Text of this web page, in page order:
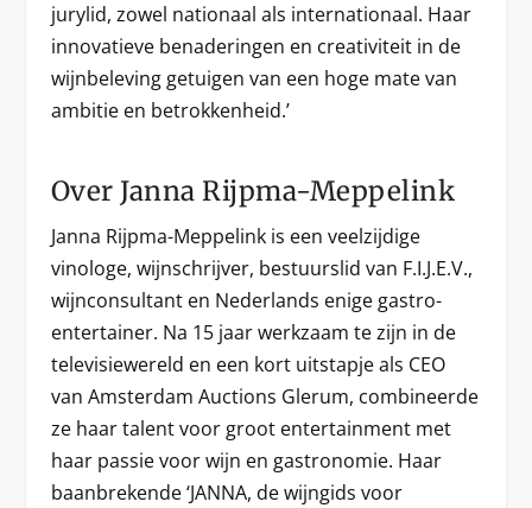
jurylid, zowel nationaal als internationaal. Haar
innovatieve benaderingen en creativiteit in de
wijnbeleving getuigen van een hoge mate van
ambitie en betrokkenheid.’
Over Janna Rijpma-Meppelink
Janna Rijpma-Meppelink is een veelzijdige
vinologe, wijnschrijver, bestuurslid van F.I.J.E.V.,
wijnconsultant en Nederlands enige gastro-
entertainer. Na 15 jaar werkzaam te zijn in de
televisiewereld en een kort uitstapje als CEO
van Amsterdam Auctions Glerum, combineerde
ze haar talent voor groot entertainment met
haar passie voor wijn en gastronomie. Haar
baanbrekende ‘JANNA, de wijngids voor